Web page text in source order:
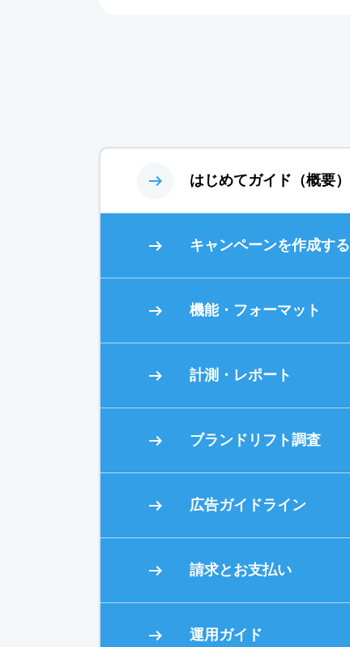
はじめてガイド（概要）
キャンペーンを作成する
機能・フォーマット
計測・レポート
ブランドリフト調査
広告ガイドライン
請求とお支払い
運用ガイド